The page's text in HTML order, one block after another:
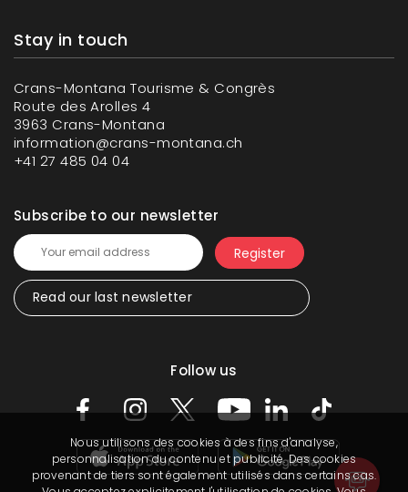
Stay in touch
Crans-Montana Tourisme & Congrès
Route des Arolles 4
3963 Crans-Montana
information@crans-montana.ch
+41 27 485 04 04
Subscribe to our newsletter
Read our last newsletter
Follow us
Nous utilisons des cookies à des fins d'analyse,
personnalisation du contenu et publicité. Des cookies
provenant de tiers sont également utilisés dans certains cas.